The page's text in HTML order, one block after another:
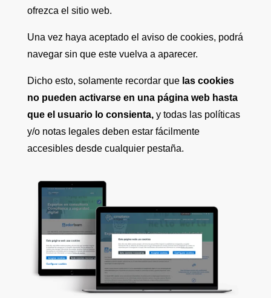
ofrezca el sitio web.
Una vez haya aceptado el aviso de cookies, podrá
navegar sin que este vuelva a aparecer.
Dicho esto, solamente recordar quelas cookies
no pueden activarse en una página web hasta
que el usuario lo consienta,y todas las políticas
y/o notas legales deben estar fácilmente
accesibles desde cualquier pestaña.